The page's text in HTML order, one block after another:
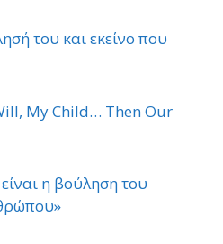
του και εκείνο που
My Child… Then Our
η βούληση του